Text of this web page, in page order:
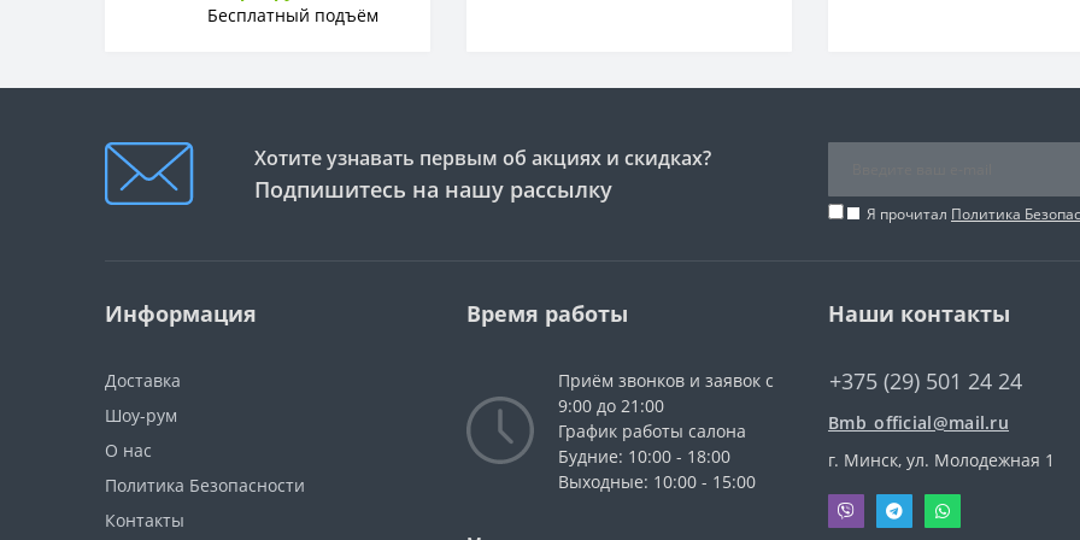
Бесплатный подъём
Хотите узнавать первым об акциях и скидках?
Подпишитесь на нашу рассылку
Я прочитал Политика
Информация
Доставка
Шоу-рум
О нас
Политика Безопасности
Контакты
Время работы
Приём звонков и заявок с
9:00 до 21:00
График работы салона
Будние: 10:00 - 18:00
Выходные: 10:00 - 15:00
Наши контакты
+375 (29) 501 24 24
Bmb_official@mail.ru
г. Минск, ул. Молодежная 1